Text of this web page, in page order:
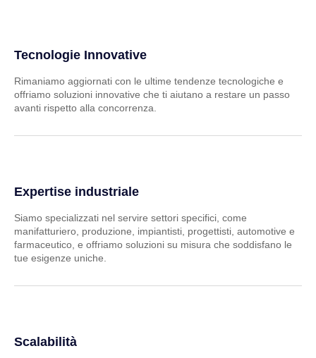
Tecnologie Innovative
Rimaniamo aggiornati con le ultime tendenze tecnologiche e
offriamo soluzioni innovative che ti aiutano a restare un passo
avanti rispetto alla concorrenza.
Expertise industriale
Siamo specializzati nel servire settori specifici, come
manifatturiero, produzione, impiantisti, progettisti, automotive e
farmaceutico, e offriamo soluzioni su misura che soddisfano le
tue esigenze uniche.
Scalabilità